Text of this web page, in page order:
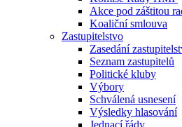
Akce pod záštitou
Koaliční smlouva
Zastupitelstvo
Zasedání
Seznam zastupitelů
Politické kluby
Výbory
Schválená usnesení
Výsledky hlasování
Jednací řády